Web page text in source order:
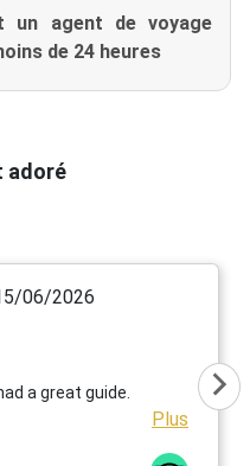
un agent de voyage
de 24 heures
adoré
06/2026
a great guide.
Plus